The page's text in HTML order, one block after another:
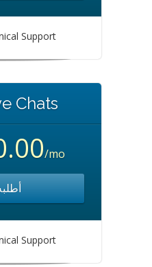
Support
Chats
/mo
Support